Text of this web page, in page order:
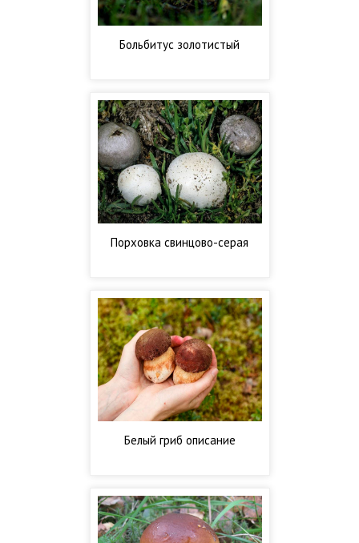
Больбитус золотистый
Порховка свинцово-серая
Белый гриб описание